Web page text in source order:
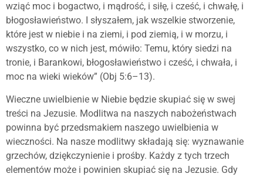
wziąć moc i bogactwo, i mądrość, i siłę, i cześć, i chwałę, i
błogosławieństwo. I słyszałem, jak wszelkie stworzenie,
które jest w niebie i na ziemi, i pod ziemią, i w morzu, i
wszystko, co w nich jest, mówiło: Temu, który siedzi na
tronie, i Barankowi, błogosławieństwo i cześć, i chwała, i
moc na wieki wieków” (Obj 5:6–13).
Wieczne uwielbienie w Niebie będzie skupiać się w swej
treści na Jezusie. Modlitwa na naszych nabożeństwach
powinna być przedsmakiem naszego uwielbienia w
wieczności. Na nasze modlitwy składają się: wyznawanie
grzechów, dziękczynienie i prośby. Każdy z tych trzech
elementów może i powinien skupiać się na Jezusie. Gdy